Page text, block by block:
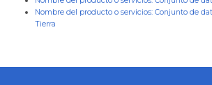
Nombre del producto o servicios:Conjunto de
Tierra